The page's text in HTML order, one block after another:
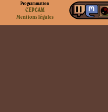
Programmation
CEPCAM
Mentions légales